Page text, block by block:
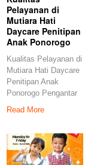
Pelayanan di
Mutiara Hati
Daycare Penitipan
Anak Ponorogo
Kualitas Pelayanan di
Mutiara Hati Daycare
Penitipan Anak
Ponorogo Pengantar
modern yang
Read More